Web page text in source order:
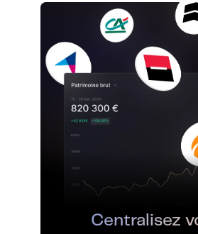
Centralisez